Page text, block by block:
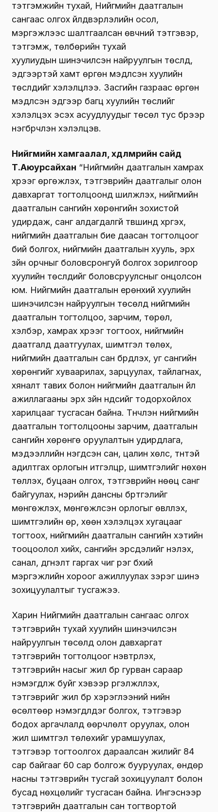
тэтгэмжийн тухай, Нийгмийн даатгалын
сангаас олгох үйлдвэрлэлийн осол,
мэргэжлээс шалтгаалсан өвчний тэтгэвэр,
тэтгэмж, төлбөрийн тухай
хуулиудын шинэчилсэн найруулгын төслүүд,
эдгээртэй хамт өргөн мэдүүлсэн хуулийн
төслүүдийг хэлэлцлээ. Засгийн газраас өргөн
мэдүүлсэн эдгээр багц хуулийн төслийг
хэлэлцэх эсэх асуудлуудыг төсөл тус бүрээр
нэгбүрчлэн хэлэлцэв.
Нийгмийн хамгаалал, хөдөлмөрийн сайд
Т.Аюурсайхан “Нийгмийн даатгалын хамрах
хүрээг өргөжүүлэх, тэтгэврийн даатгалыг олон
давхаргат тогтолцоонд шилжүүлэх, нийгмийн
даатгалын сангийн хөрөнгийн зохистой
удирдаж, санг алдагдалгүй түвшинд хүргэх,
нийгмийн даатгалын бие даасан тогтолцоог
бий болгох, нийгмийн даатгалын хууль, эрх
зүйн орчныг боловсронгуй болгох зорилгоор
хуулийн төслүүдийг боловсруулсныг онцолсон
юм. Нийгмийн даатгалын ерөнхий хуулийн
шинэчилсэн найруулгын төсөлд нийгмийн
даатгалын тогтолцоо, зарчим, төрөл,
хэлбэр, хамрах хүрээг тогтоох, нийгмийн
даатгалд даатгуулах, шимтгэл төлөх,
нийгмийн даатгалын сан бүрдүүлэх, уг сангийн
хөрөнгийг хуваарилах, зарцуулах, тайлагнах,
хяналт тавих болон нийгмийн даатгалын үйл
ажиллагааны эрх зүйн үндсийг тодорхойлох
харилцааг тусгасан байна. Түүнчлэн нийгмийн
даатгалын тогтолцооны зарчим, даатгалын
сангийн хөрөнгө оруулалтын удирдлага,
мэдээллийн нэгдсэн сан, цалин хөлс, түүнтэй
адилтгах орлогын итгэлцүүр, шимтгэлийг нөхөн
төлүүлэх, буцаан олгох, тэтгэврийн нөөц санг
байгуулах, нэрийн дансны бүртгэлийг
мөнгөжүүлэх, мөнгөжүүлсэн орлогыг өвлүүлэх,
шимтгэлийн өр, хөөн хэлэлцэх хугацааг
тогтоох, нийгмийн даатгалын сангийн хэтийн
тооцоолол хийх, сангийн эрсдэлийг үнэлэх,
санал, дүгнэлт гаргах чиг үүрэг бүхий
мэргэжлийн хороог ажиллуулах зэрэг шинэ
зохицуулалтыг тусгажээ.
Харин Нийгмийн даатгалын сангаас олгох
тэтгэврийн тухай хуулийн шинэчилсэн
найруулгын төсөлд олон давхаргат
тэтгэврийн тогтолцоог нэвтрүүлэх,
тэтгэврийн насыг жил бүр гурван сараар
нэмэгдүүлж буйг хэвээр үргэлжлүүлэх,
тэтгэврийг жил бүр хэрэглээний үнийн
өсөлтөөр нэмэгдүүлдэг болгох, тэтгэвэр
бодох аргачлалд өөрчлөлт оруулах, олон
жил шимтгэл төлөхийг урамшуулах,
тэтгэвэр тогтоолгох дараалсан жилийг 84
сар байгааг 60 сар болгож бууруулах, өндөр
насны тэтгэврийн тусгай зохицуулалт болон
бусад нөхцөлийг тусгасан байна. Ингэснээр
тэтгэврийн даатгалын сан тогтвортой